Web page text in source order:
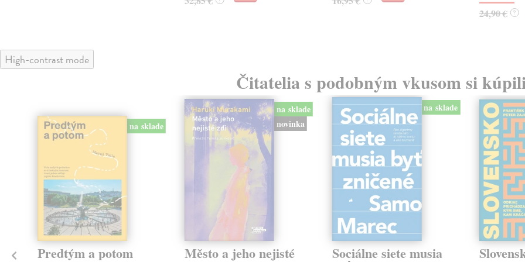
24,90 € ?
High-contrast mode
Čitatelia s podobným vkusom si
na sklade
Predtým a potom
na sklade
novinka
Město a jeho nejisté
na sklade
Sociálne siete musia